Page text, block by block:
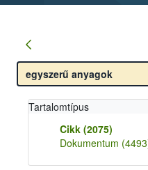
Tartalomtípus
Cikk (2075)
Dokumentum